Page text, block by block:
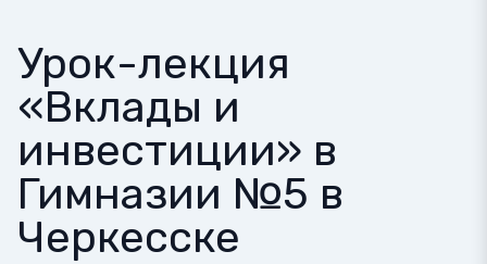
Урок-лекция
«Вклады и
инвестиции» в
Гимназии №5 в
Черкесске